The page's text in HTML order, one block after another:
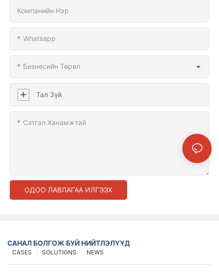
Компанийн Нэр
Whatsapp
Бизнесийн Төрөл
Тал Зүй
Сэтгэл Ханамжтай
ОДОО ЛАВЛАГАА ИЛГЭЭХ
САНАЛ БОЛГОЖ БУЙ НИЙТЛЭЛҮҮД
NEWS
SOLUTIONS
CASES